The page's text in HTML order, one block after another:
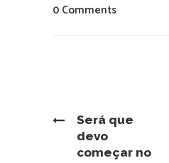
0 Comments
Será que
devo
começar no